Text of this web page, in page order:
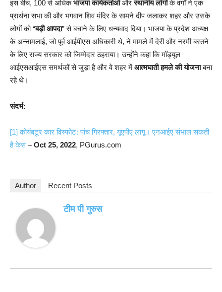
इस बीच, 100 से अधिकभाजपा कार्यकर्ताओंऔरस्थानीय लोगोंके वर्गों ने एक
प्रार्थना सभा की और भगवान शिव मंदिर के सामने दीप जलाकर शहर और उसके
लोगों को “बड़ी आपदा” से बचाने के लिए धन्यवाद दिया। भाजपा के प्रदेश अध्यक्ष
के अन्नामलाई, जो पूर्व आईपीएस अधिकारी थे, ने मामले में देरी और नरमी बरतने
के लिए राज्य सरकार को जिम्मेदार ठहराया। उन्होंने कहा कि मॉड्यूल
आईएसआईएस समर्थकों से जुड़ा है और वे शहर में आत्मघाती हमले की योजनाबना
रहे थे।
संदर्भ:
[1] कोयंबटूर कार विस्फोट: पांच गिरफ्तार, यूएपीए लागू। एनआईए संभाल सकती
है केस–Oct 25, 2022, PGurus.com
Author Recent Posts
टीम पी गुरुस